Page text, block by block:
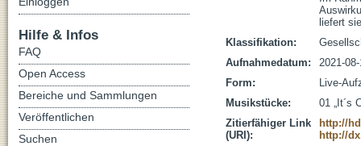
liefert
Klassifikation:
Aufnahmedatum:
2021-
Form:
Live-
Musikstücke:
01 „It´s
Zitierfähiger Link
(URI):
http://
http://
Hilfe & Infos
FAQ
Open Access
Bereiche und Sammlungen
Veröffentlichen
Suchen